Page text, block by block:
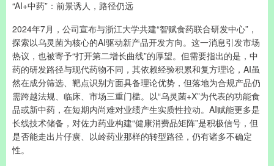
“AI+中药”：前景诱人，路径仍远
2024年7月，公司宣布与浙江大学共建“智赋食药联合研发中心”，
探索以乌灵菌为核心的AI驱动新产品开发方向。这一消息引发市场
热议，也被寄予“打开第二增长曲线”的厚望。但需要指出的是，中
药的研发路径与现代药物不同，其依赖经验积累和复方理论，AI虽
然在成分筛选、靶点识别方面具备理论优势，但落地为合规产品仍
需跨越法规、临床、市场三重门槛。以“乌灵菌+X”为代表的功能食
品或新中药，在短期内尚难对业绩产生实质性拉动。AI赋能更多是
长线技术储备，对佐力药业构建“健康消费品矩阵”是积极信号，但
是否能走出片仔癀、以岭药业那样的转型路径，仍有诸多不确定
性。